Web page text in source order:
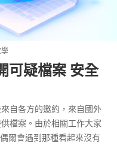
可疑檔案 安全
自各方的邀約，來自國外
檔案。由於相關工作大家
爾會遇到那種看起來沒有